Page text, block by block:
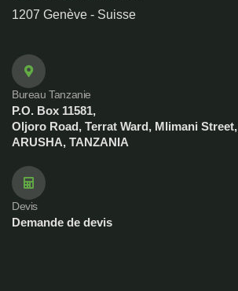
1207 Genève - Suisse
Bureau Tanzanie
P.O. Box 11581,
Oljoro Road, Terrat Ward, Mlimani Street,
ARUSHA, TANZANIA
Devis
Demande de devis